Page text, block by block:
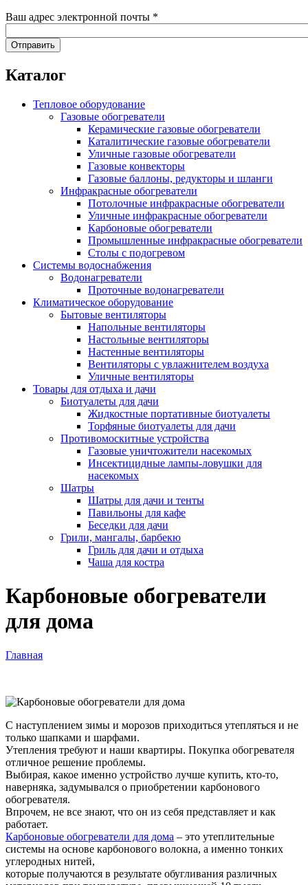
Ваш адрес электронной почты *
Каталог
Тепловое оборудование
Газовые обогреватели
Керамические газовые обогреватели
Каталитические газовые обогреватели
Уличные газовые обогреватели
Газовые конвекторы
Газовые баллоны, редукторы и шланги
Инфракрасные обогреватели
Потолочные инфракрасные обогреватели
Уличные инфракрасные обогреватели
Карбоновые обогреватели
Промышленные инфракрасные обогреватели
Столы с подогревом
Системы водоснабжения
Водонагреватели
Проточные водонагреватели
Климатическое оборудование
Бытовые вентиляторы
Напольные вентиляторы
Настольные вентиляторы
Настенные вентиляторы
Вентиляторы с увлажнителем воздуха
Уличные вентиляторы
Товары для отдыха и дачи
Биотуалеты для дачи
Жидкостные портативные биотуалеты
Торфяные биотуалеты для дачи
Противомоскитные устройства
Газовые уничтожители насекомых
Инсектицидные лампы-ловушки для
насекомых
Шатры
Шатры для дачи и тенты
Павильоны для кафе
Беседки для дачи
Грили, мангалы, барбекю
Гриль для дачи и отдыха
Чаша для костра
Карбоновые обогреватели
для дома
Главная
С наступлением зимы и морозов приходиться утепляться и не
только шапками и шарфами.
Утепления требуют и наши квартиры. Покупка обогревателя
отличное решение проблемы.
Выбирая, какое именно устройство лучше купить, кто-то,
наверняка, задумывался о приобретении карбонового
обогревателя.
Впрочем, не все знают, что он из себя представляет и как
работает.
Карбоновые обогреватели для дома – это утеплительные
системы на основе карбонового волокна, а именно тонких
углеродных нитей,
которые получаются в результате обугливания различных